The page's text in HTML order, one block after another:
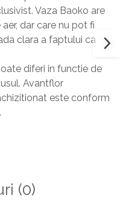
Vaza Baoko are
dar care nu pot fi
clara a faptului ca
diferi in functie de
Avantflor
este conform
(0)